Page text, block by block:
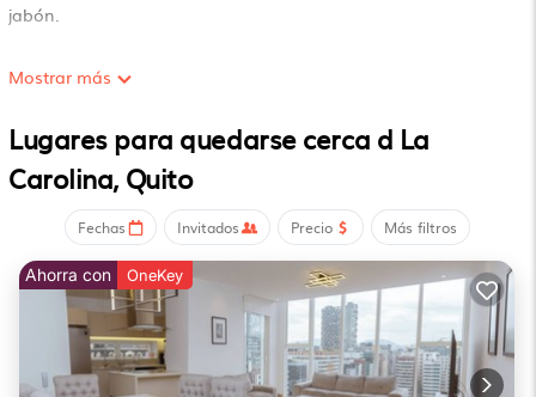
jabón.
Mostrar más
Lugares para quedarse cerca d La
Carolina, Quito
Fechas Invitados Precio Más filtros
Ahorra con OneKey